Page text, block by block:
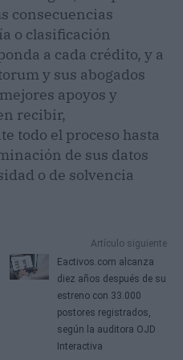
consecuencias
o clasificación
a cada crédito, y a
y sus abogados
apoyos y
recibir,
todo el proceso hasta
de sus datos
o de solvencia
Artículo siguiente
Eactivos.com alcanza
diez años después de su
estreno con 33.000
postores registrados,
según la auditora OJD
Interactiva